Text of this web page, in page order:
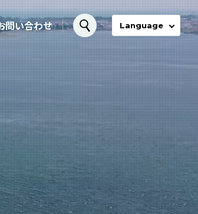
問い合わせ Language